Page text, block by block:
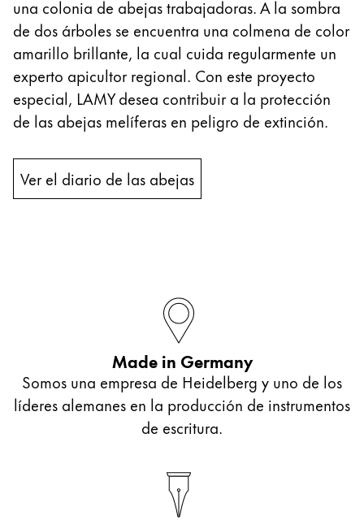
English
China
South Korea
한국어
New Zealand
English
Thailand
ไทย
una colonia de abejas trabajadoras. A la sombra
de dos árboles se encuentra una colmena de color
amarillo brillante, la cual cuida regularmente un
experto apicultor regional. Con este proyecto
especial, LAMY desea contribuir a la protección
de las abejas melíferas en peligro de extinción.
Ver el diario de las abejas
Made in Germany
Somos una empresa de Heidelberg y uno de los
líderes alemanes en la producción de instrumentos
de escritura.